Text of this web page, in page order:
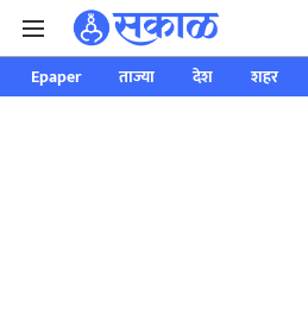
Epaper ताज्या देश शहर